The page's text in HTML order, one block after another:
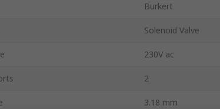
Burkert
Solenoid Valve
230V ac
2
3.18 mm